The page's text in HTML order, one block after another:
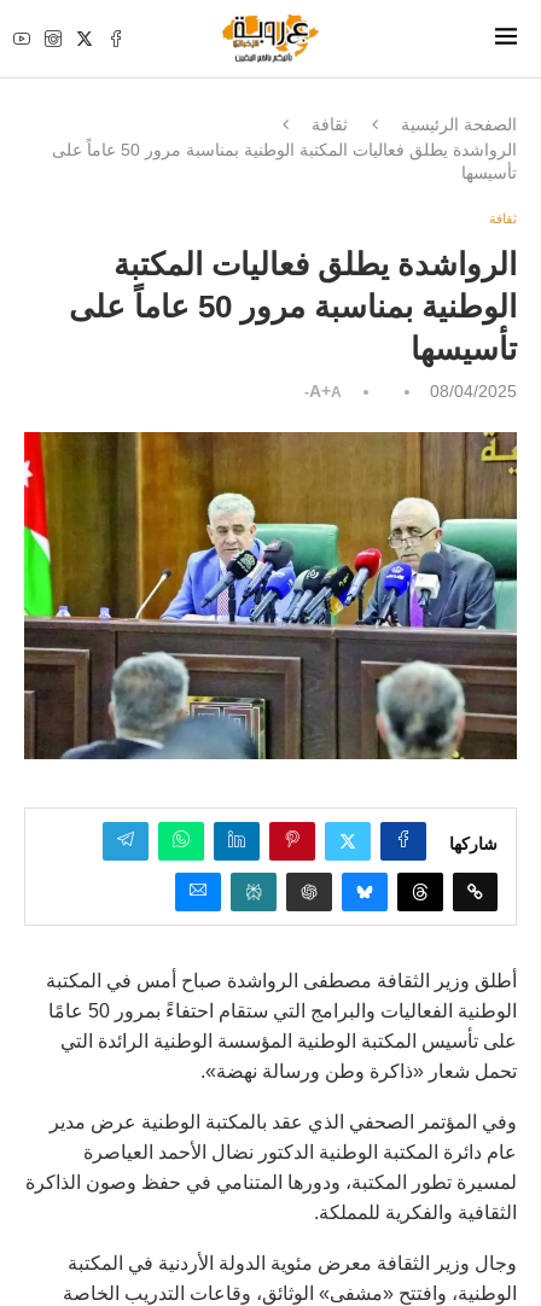
الصفحة الرئيسية
ثقافة
الرواشدة يطلق فعاليات المكتبة الوطنية بمناسبة مرور 50 عاماً على
تأسيسها
ثقافة
الرواشدة يطلق فعاليات المكتبة
الوطنية بمناسبة مرور 50 عاماً على
تأسيسها
08/04/2025
A+A-
شاركها
أطلق وزير الثقافة مصطفى الرواشدة صباح أمس في المكتبة
الوطنية الفعاليات والبرامج التي ستقام احتفاءً بمرور 50 عامًا
على تأسيس المكتبة الوطنية المؤسسة الوطنية الرائدة التي
تحمل شعار «ذاكرة وطن ورسالة نهضة».
وفي المؤتمر الصحفي الذي عقد بالمكتبة الوطنية عرض مدير
عام دائرة المكتبة الوطنية الدكتور نضال الأحمد العياصرة
لمسيرة تطور المكتبة، ودورها المتنامي في حفظ وصون الذاكرة
الثقافية والفكرية للمملكة.
وجال وزير الثقافة معرض مئوية الدولة الأردنية في المكتبة
الوطنية، وافتتح «مشفى» الوثائق، وقاعات التدريب الخاصة